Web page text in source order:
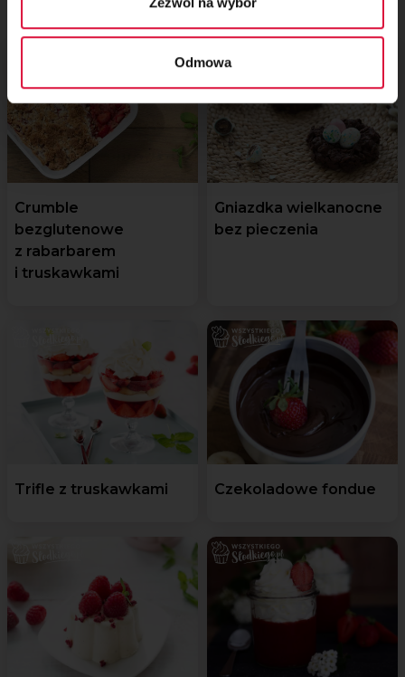
Odmowa
Crumble
bezglutenowe
z rabarbarem
i truskawkami
Gniazdka wielkanocne
bez pieczenia
Trifle z truskawkami Czekoladowe fondue